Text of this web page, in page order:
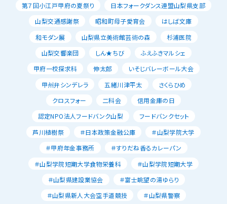
第７回小江戸甲府の夏祭り
日本フォークダンス連盟山梨県支部
山梨交通感謝祭
昭和町母子愛育会
はしば文庫
和モダン展
山梨県立美術館芸術の森
杉浦医院
山梨交響楽団
しん★ちび
ふえふきマルシェ
甲府一校探求科
伸太郎
いそじバレーボール大会
甲州弁シンデレラ
五緒川津平太
さくらひめ
クロスフォー
二科会
信用金庫の日
認定NPO法人フードバンク山梨
フードバンクセット
芦川植樹祭
＃日本政策金融公庫
＃山梨学院大学
＃甲府年金事務所
＃すりだね香るカレーパン
＃山梨学院短期大学食物栄養科
＃山梨学院短期大学
＃山梨県建設業協会
＃富士眺望の湯ゆらり
＃山梨県新人大会空手道競技
＃山梨県警察